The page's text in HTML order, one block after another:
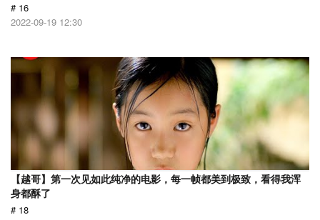
# 16
2022-09-19 12:30
【越哥】第一次见如此纯净的电影，每一帧都美到极致，看得我浑
身都酥了
# 18